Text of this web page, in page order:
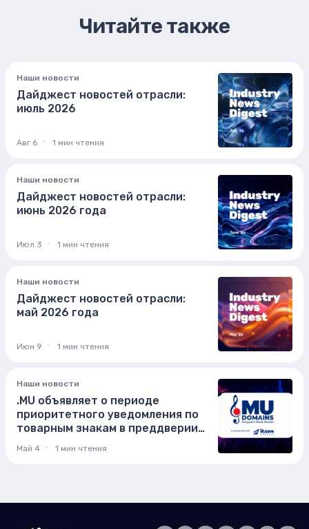
Читайте также
Наши новости
Дайджест новостей отрасли:
июль 2026
Авг 6 1 мин чтения
Наши новости
Дайджест новостей отрасли:
июнь 2026 года
Июл 3 1 мин чтения
Наши новости
Дайджест новостей отрасли:
май 2026 года
Июн 9 1 мин чтения
Наши новости
.MU объявляет о периоде
приоритетного уведомления по
товарным знакам в преддверии
"домена музыки для всех"
Май 4 1 мин чтения